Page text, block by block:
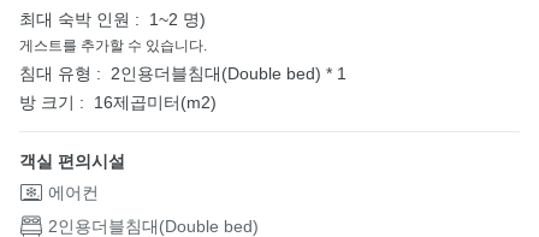
최대 숙박 인원 : 1~2 명)
게스트를 추가할 수 있습니다.
침대 유형 :
2인용더블침대(Double bed) * 1
방 크기 :
16제곱미터(m2)
객실 편의시설
에어컨
2인용더블침대(Double bed)